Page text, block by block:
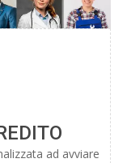
ad avviare